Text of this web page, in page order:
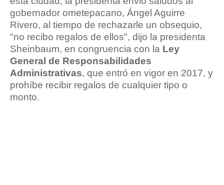
gobernador ometepacano, Ángel Aguirre
Rivero, al tiempo de rechazarle un obsequio,
"no recibo regalos de ellos", dijo la presidenta
Sheinbaum, en congruencia con la Ley
General de Responsabilidades
Administrativas, que entró en vigor en 2017, y
prohíbe recibir regalos de cualquier tipo o
monto.